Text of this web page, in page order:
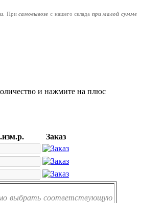
. Присамовывозе с нашего склада при малой сумме
и нажмите на плюс
Заказ
выбрать соответствующую